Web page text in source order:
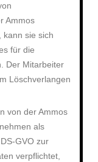
Ammos
kann sie sich
für die
Der Mitarbeiter
Löschverlangen
von der Ammos
als
GVO zur
verpflichtet,